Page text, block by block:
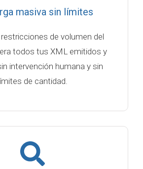
masiva sin límites
de volumen del
todos tus XML emitidos y
intervención humana y sin
de cantidad.